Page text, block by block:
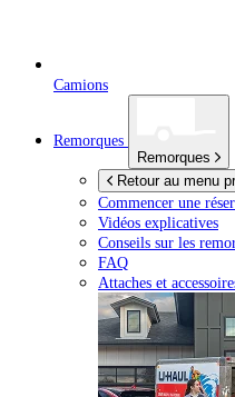
Camions
Remorques
Remorques
Retour au menu
Commencer une
Vidéos explicatives
Conseils sur les
FAQ
Attaches et